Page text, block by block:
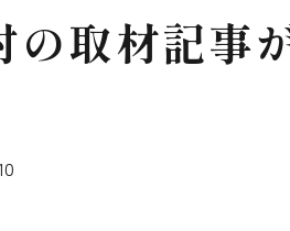
の取材記事